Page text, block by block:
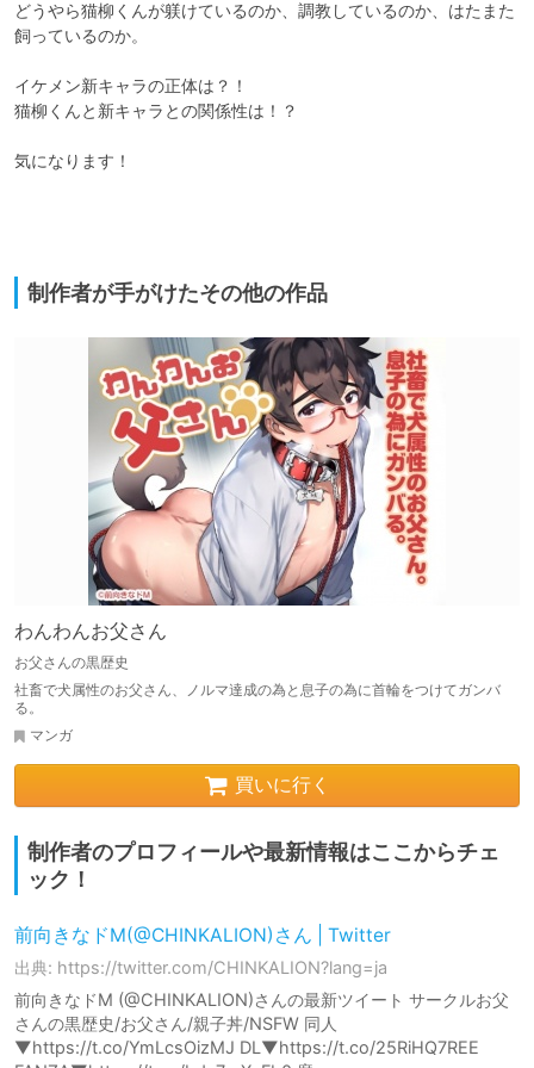
どうやら猫柳くんが躾けているのか、調教しているのか、はたまた
飼っているのか。
イケメン新キャラの正体は？！
猫柳くんと新キャラとの関係性は！？
気になります！
制作者が手がけたその他の作品
わんわんお父さん
お父さんの黒歴史
社畜で犬属性のお父さん、ノルマ達成の為と息子の為に首輪をつけてガンバ
る。
マンガ
買いに行く
制作者のプロフィールや最新情報はここからチェ
ック！
前向きなドM(@CHINKALION)さん | Twitter
出典: https://twitter.com/CHINKALION?lang=ja
前向きなドM (@CHINKALION)さんの最新ツイート サークルお父
さんの黒歴史/お父さん/親子丼/NSFW 同人
▼https://t.co/YmLcsOizMJ DL▼https://t.co/25RiHQ7REE